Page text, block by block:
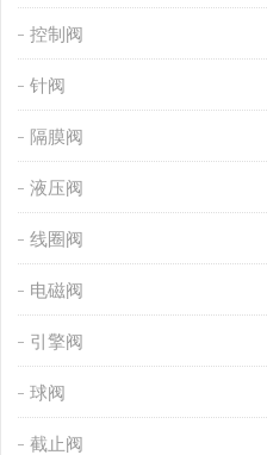
控制阀
针阀
隔膜阀
液压阀
线圈阀
电磁阀
引擎阀
球阀
截止阀